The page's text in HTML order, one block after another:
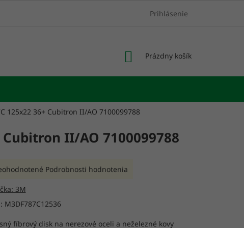
Prihlásenie
NÁKUPNÝ
Prázdny košík
125x22 36+ Cubitron II/AO 7100099788
II/AO 7100099788
M3DF787C12536
fíbrový disk na nerezové oceli a neželezné kovy
Podrobnosti hodnotenia
3M